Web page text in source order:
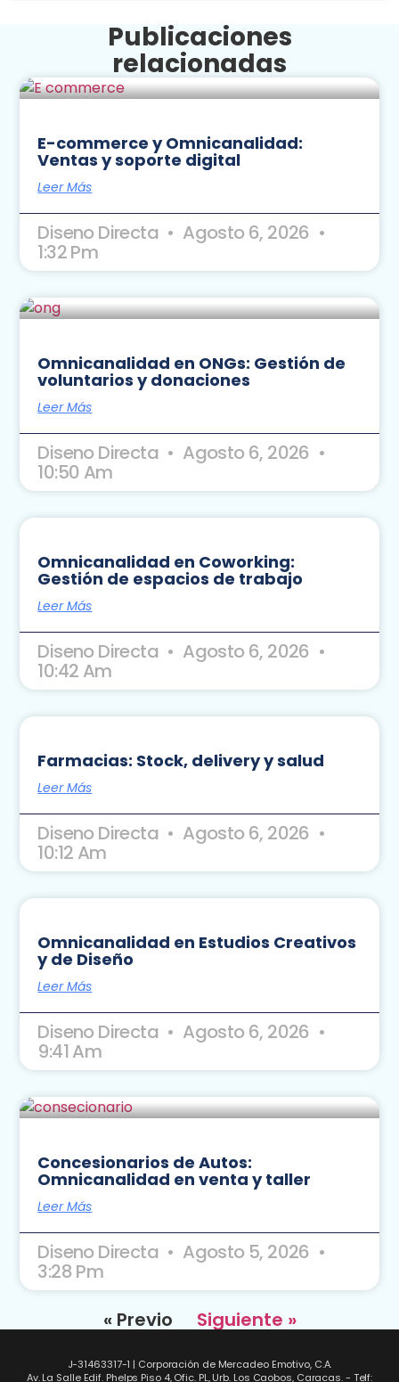
Publicaciones
relacionadas
E-commerce y Omnicanalidad:
Ventas y soporte digital
Leer Más
Diseno Directa Agosto 6, 2026
1:32 Pm
Omnicanalidad en ONGs: Gestión de
voluntarios y donaciones
Leer Más
Diseno Directa Agosto 6, 2026
10:50 Am
Omnicanalidad en Coworking:
Gestión de espacios de trabajo
Leer Más
Diseno Directa Agosto 6, 2026
10:42 Am
Farmacias: Stock, delivery y salud
Leer Más
Diseno Directa Agosto 6, 2026
10:12 Am
Omnicanalidad en Estudios Creativos
y de Diseño
Leer Más
Diseno Directa Agosto 6, 2026
9:41 Am
Concesionarios de Autos:
Omnicanalidad en venta y taller
Leer Más
Diseno Directa Agosto 5, 2026
3:28 Pm
« Previo
Siguiente »
J-31463317-1 | Corporación de Mercadeo Emotivo, C.A.
Av. La Salle Edif. Phelps Piso 4, Ofic. PL, Urb. Los Caobos, Caracas. - Telf: